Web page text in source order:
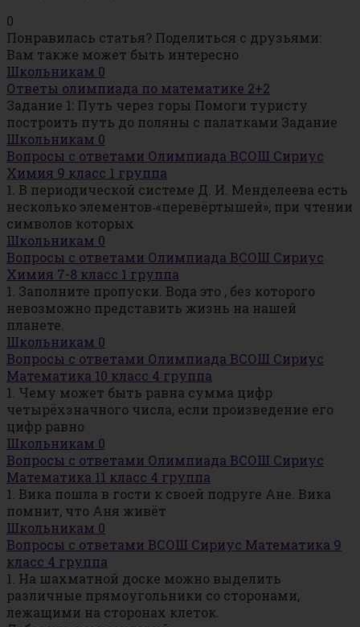
0
Понравилась статья? Поделиться с друзьями:
Вам также может быть интересно
Школьникам 0
Ответы олимпиада по математике 2+2
Задание 1: Путь через горы Помоги туристу
построить путь до поляны с палатками Задание
Школьникам 0
Вопросы с ответами Олимпиада ВСОШ Сириус
Химия 9 класс 1 группа
1. В периодической системе Д. И. Менделеева есть
несколько элементов‑«перевёртышей», при чтении
символов которых
Школьникам 0
Вопросы с ответами Олимпиада ВСОШ Сириус
Химия 7-8 класс 1 группа
1. Заполните пропуски. Вода это , без которого
невозможно представить жизнь на нашей
планете.
Школьникам 0
Вопросы с ответами Олимпиада ВСОШ Сириус
Математика 10 класс 4 группа
1. Чему может быть равна сумма цифр
четырёхзначного числа, если произведение его
цифр равно
Школьникам 0
Вопросы с ответами Олимпиада ВСОШ Сириус
Математика 11 класс 4 группа
1. Вика пошла в гости к своей подруге Ане. Вика
помнит, что Аня живёт
Школьникам 0
Вопросы с ответами ВСОШ Сириус Математика 9
класс 4 группа
1. На шахматной доске можно выделить
различные прямоугольники со сторонами,
лежащими на сторонах клеток.